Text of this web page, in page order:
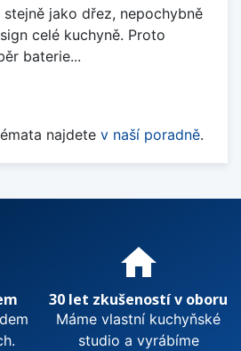
stejně jako dřez, nepochybně
celé kuchyně. Proto
baterie...
najdete v naší poradně.
nás? home
30 let zkušeností v oboru
Máme vlastní kuchyňské
studio a vyrábíme